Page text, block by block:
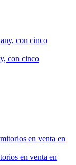
con cinco
en venta en